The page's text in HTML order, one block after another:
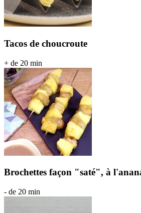
Tacos de choucroute
+ de 20 min
Brochettes façon "saté", à
- de 20 min